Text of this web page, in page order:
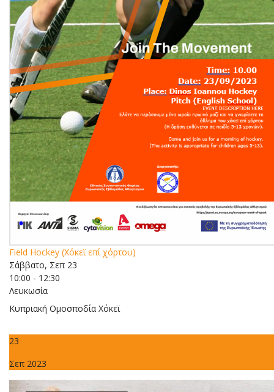
Field Hockey (Χόκεϊ επί χόρτου)
Σάββατο, Σεπ 23
10:00 - 12:30
Λευκωσία
Κυπριακή Ομοσποδία Χόκεϊ
23
Σεπ 2023